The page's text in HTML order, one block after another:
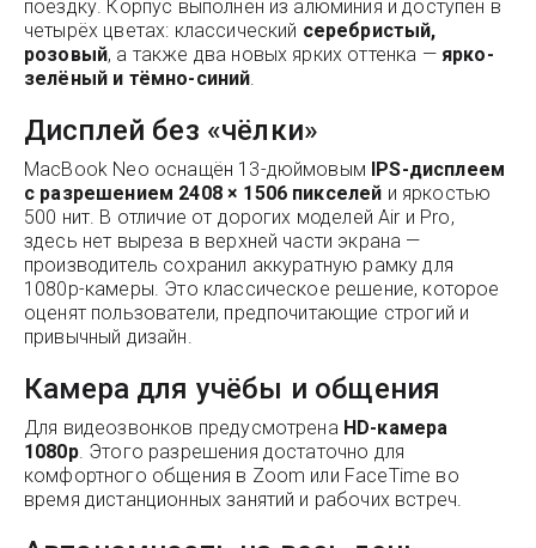
поездку. Корпус выполнен из алюминия и доступен в
четырёх цветах: классический серебристый,
розовый, а также два новых ярких оттенка — ярко-
зелёный и тёмно-синий.
Дисплей без «чёлки»
MacBook Neo оснащён 13-дюймовым IPS-дисплеем
с разрешением 2408 × 1506 пикселей и яркостью
500 нит. В отличие от дорогих моделей Air и Pro,
здесь нет выреза в верхней части экрана —
производитель сохранил аккуратную рамку для
1080p-камеры. Это классическое решение, которое
оценят пользователи, предпочитающие строгий и
привычный дизайн.
Камера для учёбы и общения
Для видеозвонков предусмотрена HD-камера
1080p. Этого разрешения достаточно для
комфортного общения в Zoom или FaceTime во
время дистанционных занятий и рабочих встреч.